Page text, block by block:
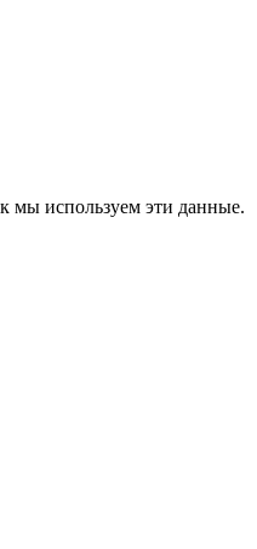
мы используем эти данные.